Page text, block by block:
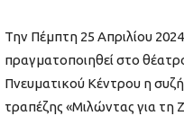
Την Πέμπτη 25 Απριλίου
πραγματοποιηθεί στο
Πνευματικού Κέντρου η
τραπέζης «Μιλώντας για τη